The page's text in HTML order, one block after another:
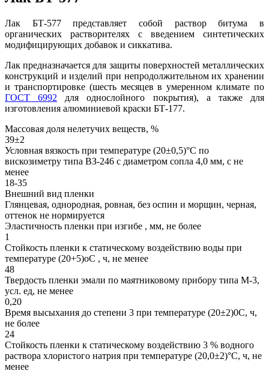
Лак БТ-577 представляет собой раствор битума в
органических растворителях с введением синтетических
модифицирующих добавок и сиккатива.
Лак предназначается для защиты поверхностей металлических
конструкций и изделий при непродолжительном их хранении
и транспортировке (шесть месяцев в умеренном климате по
ГОСТ 6992 для однослойного покрытия), а также для
изготовления алюминиевой краски БТ-177.
Массовая доля нелетучих веществ, %
39±2
Условная вязкость при температуре (20±0,5)°С по
вискозиметру типа ВЗ-246 с диаметром сопла 4,0 мм, с не
менее
18-35
Внешний вид пленки
Глянцевая, однородная, ровная, без оспин и морщин, черная,
оттенок не нормируется
Эластичность пленки при изгибе , мм, не более
1
Стойкость пленки к статическому воздействию воды при
температуре (20+5)оС , ч, не менее
48
Твердость пленки эмали по маятниковому прибору типа М-3,
усл. ед, не менее
0,20
Время высыхания до степени 3 при температуре (20±2)0С, ч,
не более
24
Стойкость пленки к статическому воздействию 3 % водного
раствора хлористого натрия при температуре (20,0±2)°С, ч, не
менее